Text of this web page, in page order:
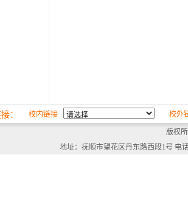
： 校内链接 校外
版权
地址：抚顺市望花区丹东路西段1号 电话